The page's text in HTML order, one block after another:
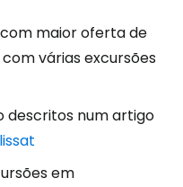
maior oferta de
várias excursões
descritos num artigo
em